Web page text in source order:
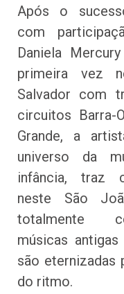
Após o
com
Daniela
primeira vez
Salvador com
circuitos Barra-
Grande, a
universo da
infância, traz
neste São
totalmente
músicas
são eternizadas
do ritmo.